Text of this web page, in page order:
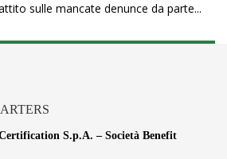
sulle mancate denunce da parte...
S.p.A. – Società Benefit